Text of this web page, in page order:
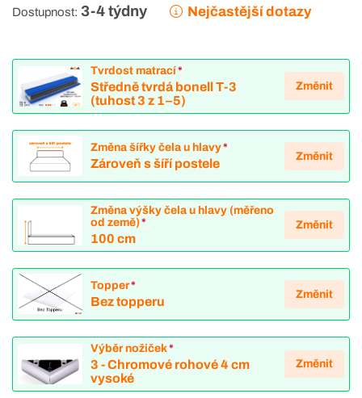
Dostupnost: 3-4 týdny Nejčastější dotazy
Tvrdost matrací*
Středně tvrdá bonell T-3
(tuhost 3 z 1–5)
Změnit
Změna šířky čela u hlavy*
Zároveň s šíří postele
Změnit
Změna výšky čela u hlavy (měřeno
od země)*
100 cm
Změnit
Topper*
Bez topperu
Změnit
Výběr nožiček*
3 - Chromové rohové 4 cm
vysoké
Změnit